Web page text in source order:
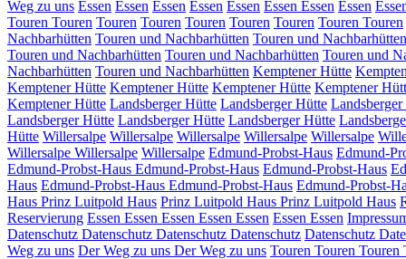
Weg zu uns Essen Essen Essen Essen Essen Essen Essen Essen
Touren Touren Touren Touren Touren Touren Touren Touren Touren
Nachbarhütten Touren und Nachbarhütten Touren und Nachbarhütten
Touren und Nachbarhütten Touren und Nachbarhütten Touren und
Nachbarhütten Touren und Nachbarhütten Kemptener Hütte
Kemptener Hütte Kemptener Hütte Kemptener Hütte Kemptener
Kemptener Hütte Landsberger Hütte Landsberger Hütte
Landsberger Hütte Landsberger Hütte Landsberger Hütte
Hütte Willersalpe Willersalpe Willersalpe Willersalpe Willersalpe
Willersalpe Willersalpe Willersalpe Edmund-Probst-Haus Edmund-
Edmund-Probst-Haus Edmund-Probst-Haus Edmund-Probst-Haus
Haus Edmund-Probst-Haus Edmund-Probst-Haus Edmund-Probst-
Haus Prinz Luitpold Haus Prinz Luitpold Haus Prinz Luitpold Haus
Reservierung Essen Essen Essen Essen Essen Essen Essen
Datenschutz Datenschutz Datenschutz Datenschutz Datenschutz
Weg zu uns Der Weg zu uns Der Weg zu uns Touren Touren Touren